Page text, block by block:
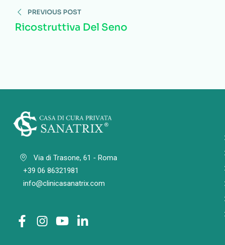
PREVIOUS POST
Ricostruttiva Del Seno
Via di Trasone, 61 - Roma
+39 06 86321981
info@clinicasanatrix.com